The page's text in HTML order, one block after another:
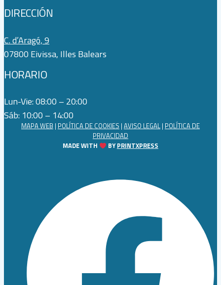
DIRECCIÓN
C. d’Aragó, 9
07800 Eivissa, Illes Balears
HORARIO
Lun-Vie: 08:00 – 20:00
Sáb: 10:00 – 14:00
MAPA WEB | POLÍTICA DE COOKIES | AVISO LEGAL | POLÍTICA DE
PRIVACIDAD
MADE WITH
BYPRINTXPRESS